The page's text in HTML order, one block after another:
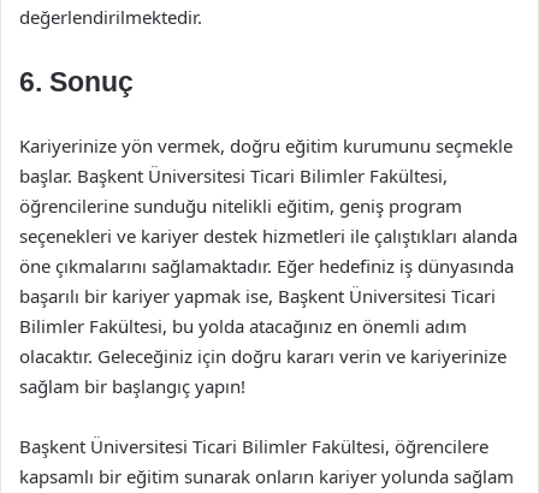
değerlendirilmektedir.
6. Sonuç
Kariyerinize yön vermek, doğru eğitim kurumunu seçmekle
başlar. Başkent Üniversitesi Ticari Bilimler Fakültesi,
öğrencilerine sunduğu nitelikli eğitim, geniş program
seçenekleri ve kariyer destek hizmetleri ile çalıştıkları alanda
öne çıkmalarını sağlamaktadır. Eğer hedefiniz iş dünyasında
başarılı bir kariyer yapmak ise, Başkent Üniversitesi Ticari
Bilimler Fakültesi, bu yolda atacağınız en önemli adım
olacaktır. Geleceğiniz için doğru kararı verin ve kariyerinize
sağlam bir başlangıç yapın!
Başkent Üniversitesi Ticari Bilimler Fakültesi, öğrencilere
kapsamlı bir eğitim sunarak onların kariyer yolunda sağlam